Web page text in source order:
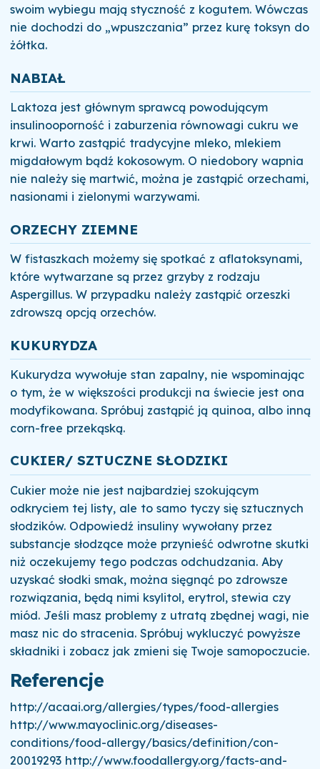
swoim wybiegu mają styczność z kogutem. Wówczas
nie dochodzi do „wpuszczania” przez kurę toksyn do
żółtka.
NABIAŁ
Laktoza jest głównym sprawcą powodującym
insulinooporność i zaburzenia równowagi cukru we
krwi. Warto zastąpić tradycyjne mleko, mlekiem
migdałowym bądź kokosowym. O niedobory wapnia
nie należy się martwić, można je zastąpić orzechami,
nasionami i zielonymi warzywami.
ORZECHY ZIEMNE
W fistaszkach możemy się spotkać z aflatoksynami,
które wytwarzane są przez grzyby z rodzaju
Aspergillus. W przypadku należy zastąpić orzeszki
zdrowszą opcją orzechów.
KUKURYDZA
Kukurydza wywołuje stan zapalny, nie wspominając
o tym, że w większości produkcji na świecie jest ona
modyfikowana. Spróbuj zastąpić ją quinoa, albo inną
corn-free przekąską.
CUKIER/ SZTUCZNE SŁODZIKI
Cukier może nie jest najbardziej szokującym
odkryciem tej listy, ale to samo tyczy się sztucznych
słodzików. Odpowiedź insuliny wywołany przez
substancje słodzące może przynieść odwrotne skutki
niż oczekujemy tego podczas odchudzania. Aby
uzyskać słodki smak, można sięgnąć po zdrowsze
rozwiązania, będą nimi ksylitol, erytrol, stewia czy
miód. Jeśli masz problemy z utratą zbędnej wagi, nie
masz nic do stracenia. Spróbuj wykluczyć powyższe
składniki i zobacz jak zmieni się Twoje samopoczucie.
Referencje
http://acaai.org/allergies/types/food-allergies
http://www.mayoclinic.org/diseases-
conditions/food-allergy/basics/definition/con-
20019293 http://www.foodallergy.org/facts-and-